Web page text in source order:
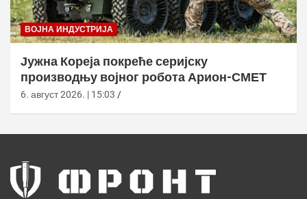
ВОЈНА ИНДУСТРИЈА
Јужна Кореја покреће серијску
производњу војног робота Арион-СМЕТ
6. август 2026. | 15:03